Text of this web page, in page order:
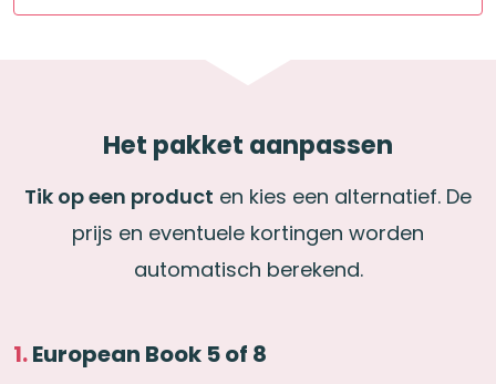
Het pakket aanpassen
Tik op een product en kies een alternatief. De
prijs en eventuele kortingen worden
automatisch berekend.
European Book 5 of 8